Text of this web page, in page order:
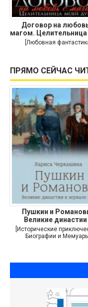
Договор на
магом.
души
[Любовная
ПРЯМО СЕЙЧАС
Пушкин и
Великие династии
зеркале эпох
[Исторические
Биографии и